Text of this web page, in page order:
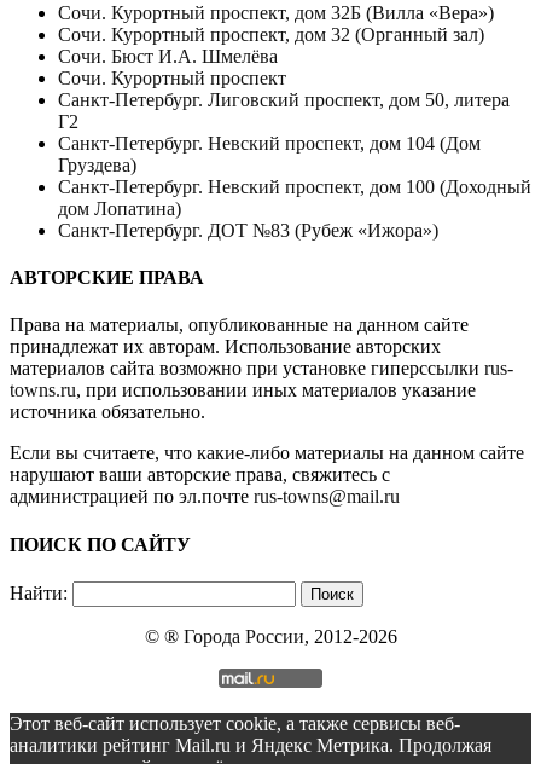
Сочи. Курортный проспект, дом 32Б (Вилла «Вера»)
Сочи. Курортный проспект, дом 32 (Органный зал)
Сочи. Бюст И.А. Шмелёва
Сочи. Курортный проспект
Санкт-Петербург. Лиговский проспект, дом 50, литера
Г2
Санкт-Петербург. Невский проспект, дом 104 (Дом
Груздева)
Санкт-Петербург. Невский проспект, дом 100 (Доходный
дом Лопатина)
Санкт-Петербург. ДОТ №83 (Рубеж «Ижора»)
АВТОРСКИЕ ПРАВА
Права на материалы, опубликованные на данном сайте
принадлежат их авторам. Использование авторских
материалов сайта возможно при установке гиперссылки rus-
towns.ru, при использовании иных материалов указание
источника обязательно.
Если вы считаете, что какие-либо материалы на данном сайте
нарушают ваши авторские права, свяжитесь с
администрацией по эл.почте rus-towns@mail.ru
ПОИСК ПО САЙТУ
Найти:
© ® Города России, 2012-2026
Этот веб-сайт использует cookie, а также сервисы веб-
аналитики рейтинг Mail.ru и Яндекс Метрика. Продолжая